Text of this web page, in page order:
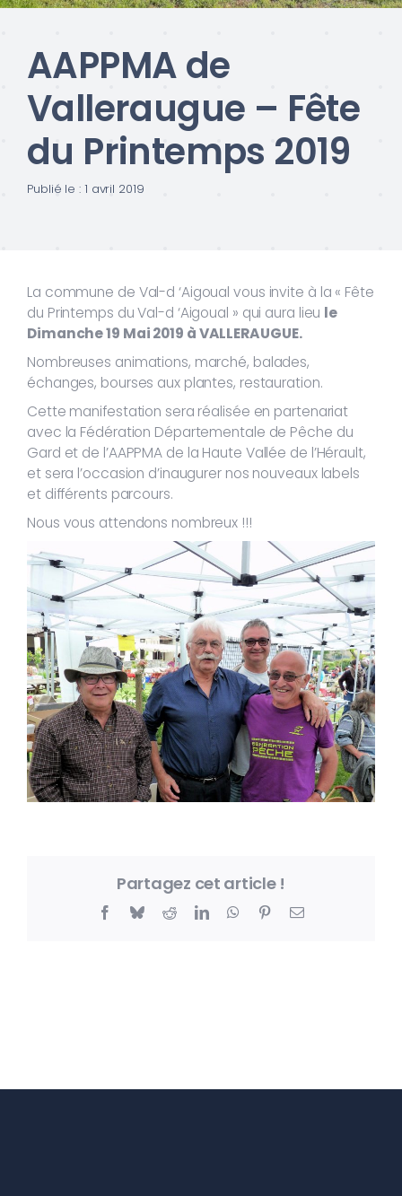
AAPPMA de
Valleraugue – Fête
du Printemps 2019
Publié le : 1 avril 2019
La commune de Val-d ‘Aigoual vous invite à la « Fête
du Printemps du Val-d ‘Aigoual » qui aura lieu le
Dimanche 19 Mai 2019 à VALLERAUGUE.
Nombreuses animations, marché, balades,
échanges, bourses aux plantes, restauration.
Cette manifestation sera réalisée en partenariat
avec la Fédération Départementale de Pêche du
Gard et de l’AAPPMA de la Haute Vallée de l’Hérault,
et sera l’occasion d’inaugurer nos nouveaux labels
et différents parcours.
Nous vous attendons nombreux !!!
Partagez cet article !
Facebook
BlueskyRedditLinkedInWhatsApp
PinterestEmail